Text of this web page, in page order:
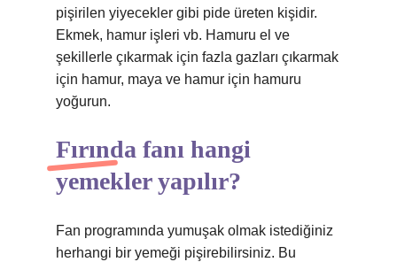
pişirilen yiyecekler gibi pide üreten kişidir.
Ekmek, hamur işleri vb. Hamuru el ve
şekillerle çıkarmak için fazla gazları çıkarmak
için hamur, maya ve hamur için hamuru
yoğurun.
Fırında fanı hangi
yemekler yapılır?
Fan programında yumuşak olmak istediğiniz
herhangi bir yemeği pişirebilirsiniz. Bu